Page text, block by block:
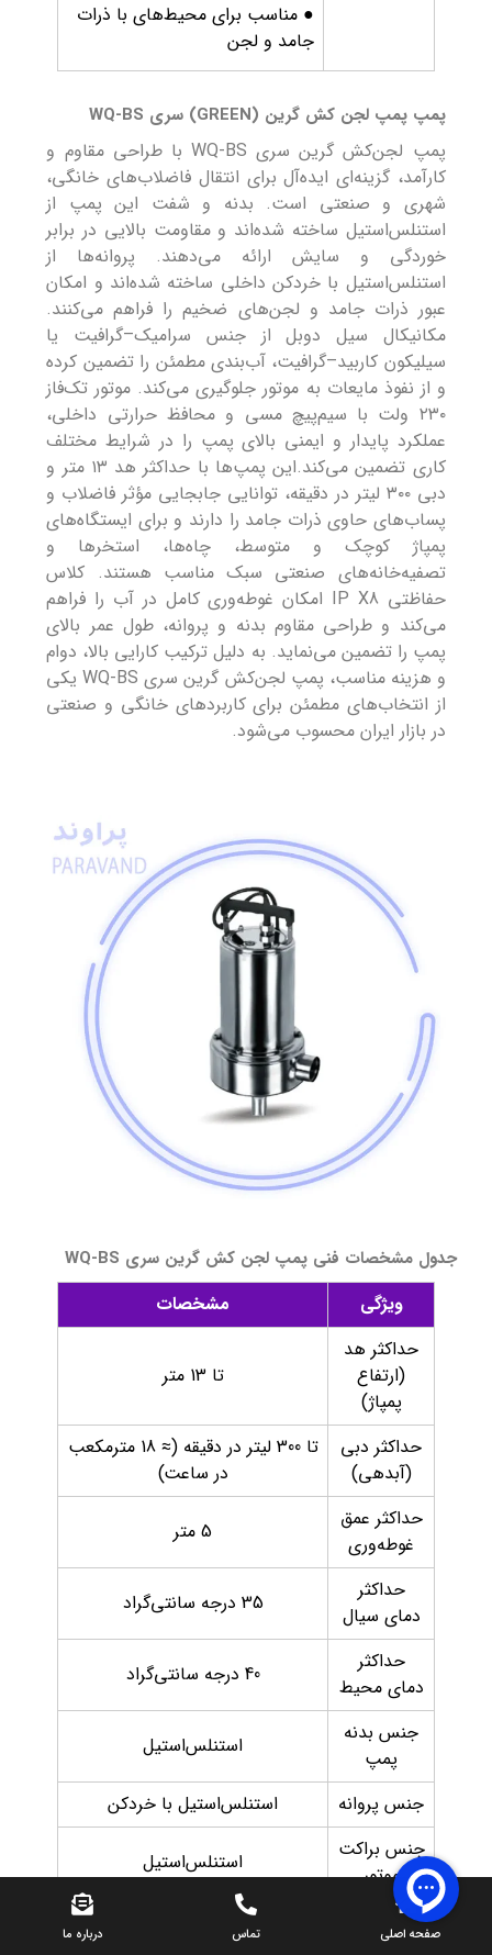
● مناسب برای محیط‌های با ذرات
جامد و لجن
پمپ پمپ لجن کش گرین (GREEN) سری WQ-BS
پمپ لجن‌کش گرین سری WQ-BS با طراحی مقاوم و
کارآمد، گزینه‌ای ایده‌آل برای انتقال فاضلاب‌های خانگی،
شهری و صنعتی است. بدنه و شفت این پمپ از
استنلس‌استیل ساخته شده‌اند و مقاومت بالایی در برابر
خوردگی و سایش ارائه می‌دهند. پروانه‌ها از
استنلس‌استیل با خردکن داخلی ساخته شده‌اند و امکان
عبور ذرات جامد و لجن‌های ضخیم را فراهم می‌کنند.
مکانیکال سیل دوبل از جنس سرامیک–گرافیت یا
سیلیکون کاربید–گرافیت، آب‌بندی مطمئن را تضمین کرده
و از نفوذ مایعات به موتور جلوگیری می‌کند. موتور تک‌فاز
۲۳۰ ولت با سیم‌پیچ مسی و محافظ حرارتی داخلی،
عملکرد پایدار و ایمنی بالای پمپ را در شرایط مختلف
کاری تضمین می‌کند.این پمپ‌ها با حداکثر هد ۱۳ متر و
دبی ۳۰۰ لیتر در دقیقه، توانایی جابجایی مؤثر فاضلاب و
پساب‌های حاوی ذرات جامد را دارند و برای ایستگاه‌های
پمپاژ کوچک و متوسط، چاه‌ها، استخرها و
تصفیه‌خانه‌های صنعتی سبک مناسب هستند. کلاس
حفاظتی IP X8 امکان غوطه‌وری کامل در آب را فراهم
می‌کند و طراحی مقاوم بدنه و پروانه، طول عمر بالای
پمپ را تضمین می‌نماید. به دلیل ترکیب کارایی بالا، دوام
و هزینه مناسب، پمپ لجن‌کش گرین سری WQ-BS یکی
از انتخاب‌های مطمئن برای کاربردهای خانگی و صنعتی
در بازار ایران محسوب می‌شود.
جدول مشخصات فنی پمپ لجن کش گرین سری WQ-BS
ویژگی
مشخصات
حداکثر هد
(ارتفاع
پمپاژ)
تا 13 متر
حداکثر دبی
(آبدهی)
تا 300 لیتر در دقیقه (≈ 18 مترمکعب
در ساعت)
حداکثر عمق
غوطه‌وری
5 متر
حداکثر
دمای سیال
35 درجه سانتی‌گراد
حداکثر
دمای محیط
40 درجه سانتی‌گراد
جنس بدنه
پمپ
استنلس‌استیل
جنس پروانه
استنلس‌استیل با خردکن
جنس براکت
موتور
استنلس‌استیل
جنس شفت
موتور
استنلس‌استیل با سیل دوبل صفحه اصلی تماس درباره ما